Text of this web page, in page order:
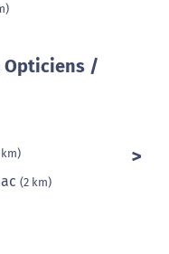
Opticiens /
km)
(2 km)